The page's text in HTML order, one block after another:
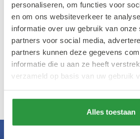
personaliseren, om functies voor
en om ons websiteverkeer te
informatie over uw gebruik van onze
partners voor social media,
partners kunnen deze gegevens
informatie die u aan ze heeft
verzameld op basis van uw gebruik
Alles toestaan
Dinsdag, woensdag &
18:00 uur
Vrijdag: 12:00-20:00 uur
Zaterdag: 12:00-18:00 uur